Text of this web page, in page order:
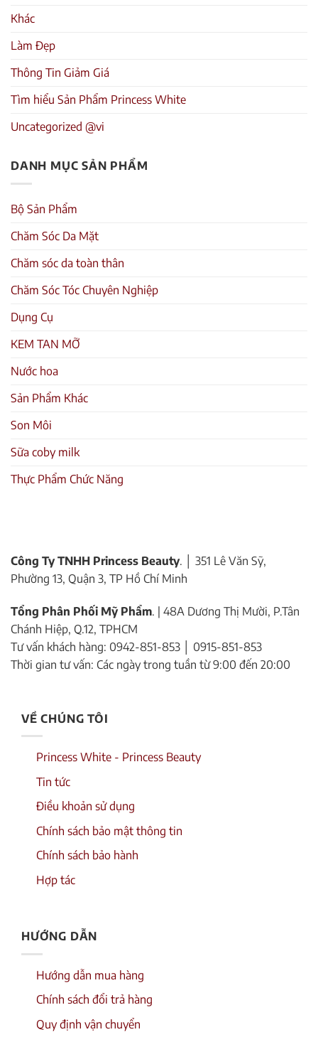
Khác
Làm Đẹp
Thông Tin Giảm Giá
Tìm hiểu Sản Phẩm Princess White
Uncategorized @vi
DANH MỤC SẢN PHẨM
Bộ Sản Phẩm
Chăm Sóc Da Mặt
Chăm sóc da toàn thân
Chăm Sóc Tóc Chuyên Nghiệp
Dụng Cụ
KEM TAN MỠ
Nước hoa
Sản Phẩm Khác
Son Môi
Sữa coby milk
Thực Phẩm Chức Năng
Công Ty TNHH Princess Beauty. │ 351 Lê Văn Sỹ,
Phường 13, Quận 3, TP Hồ Chí Minh
Tổng Phân Phối Mỹ Phẩm. | 48A Dương Thị Mười, P.Tân
Chánh Hiệp, Q.12, TPHCM
Tư vấn khách hàng: 0942-851-853 │ 0915-851-853
Thời gian tư vấn: Các ngày trong tuần từ 9:00 đến 20:00
VỀ CHÚNG TÔI
Princess White - Princess Beauty
Tin tức
Điều khoản sử dụng
Chính sách bảo mật thông tin
Chính sách bảo hành
Hợp tác
HƯỚNG DẪN
Hướng dẫn mua hàng
Chính sách đổi trả hàng
Quy định vận chuyển